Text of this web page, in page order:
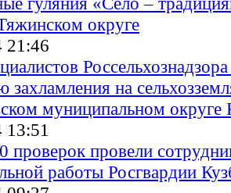
округе
21:46
захламления на
муниципальном округе
13:51
проверок провели
работы Росгвардии